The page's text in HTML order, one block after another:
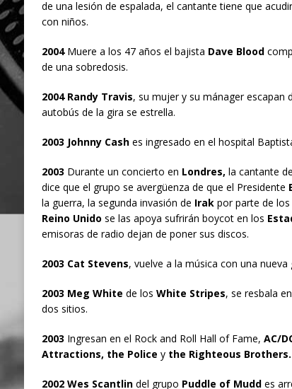
de una lesión de espalada, el cantante tiene que
con niños.
2004Muere a los 47 años el bajista Dave Blood
de una sobredosis.
2004 Randy Travis, su mujer y su mánager escapan
autobús de la gira se estrella.
2003 Johnny Cashes ingresado en el hospital
2003 Durante un concierto en Londres, la cantante
dice que el grupo se avergüenza de que el Presidente
la guerra, la segunda invasión de Irakpor parte de los
Reino Unido se las apoya sufrirán boycot en los
emisoras de radio dejan de poner sus discos.
2003 Cat Stevens, vuelve a la música con una
2003 Meg White de los White Stripes, se resbala
dos sitios.
2003 Ingresan en el Rock and Roll Hall of Fame, AC/
Attractions, the Police ythe Righteous Brothers.
2002 Wes Scantlindel grupo Puddle of Muddes